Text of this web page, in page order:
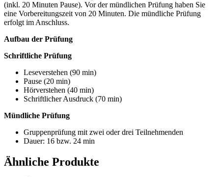
(inkl. 20 Minuten Pause). Vor der mündlichen Prüfung haben Sie
eine Vorbereitungszeit von 20 Minuten. Die mündliche Prüfung
erfolgt im Anschluss.
Aufbau der Prüfung
Schriftliche Prüfung
Leseverstehen (90 min)
Pause (20 min)
Hörverstehen (40 min)
Schriftlicher Ausdruck (70 min)
Mündliche Prüfung
Gruppenprüfung mit zwei oder drei Teilnehmenden
Dauer: 16 bzw. 24 min
Ähnliche Produkte